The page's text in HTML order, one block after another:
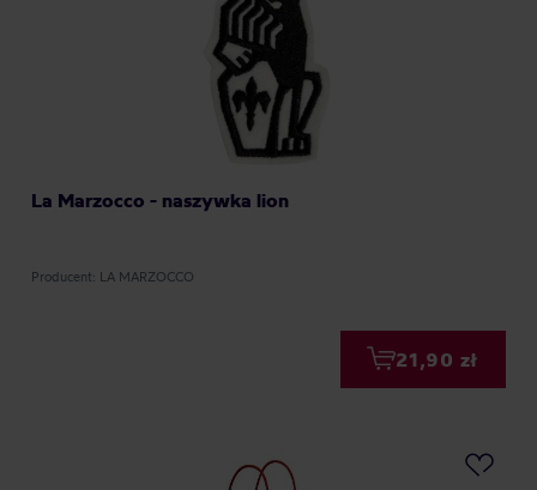
La Marzocco - naszywka lion
Producent: LA MARZOCCO
21,90 zł